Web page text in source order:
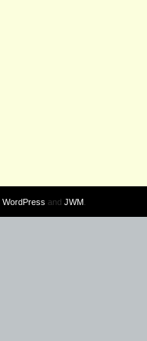
WordPress and JWM